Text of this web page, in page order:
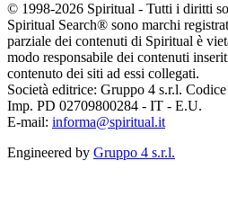
© 1998-2026 Spiritual - Tutti i diritti
Spiritual Search® sono marchi
parziale dei contenuti di Spiritual è
modo responsabile dei contenuti
contenuto dei siti ad essi collegati.
Società editrice: Gruppo 4 s.r.l.
Imp. PD 02709800284 - IT - E.U.
E-mail: informa@spiritual.it
Engineered by Gruppo 4 s.r.l.